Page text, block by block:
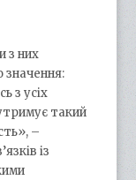
з них
значення:
з усіх
такий
–
із